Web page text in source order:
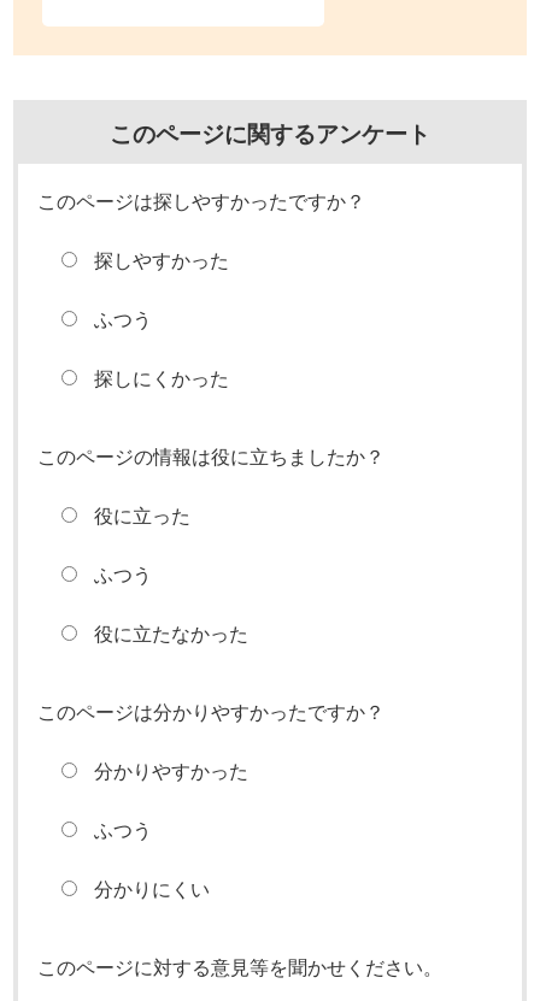
このページに関するアンケート
このページは探しやすかったですか？
探しやすかった
ふつう
探しにくかった
このページの情報は役に立ちましたか？
役に立った
ふつう
役に立たなかった
このページは分かりやすかったですか？
分かりやすかった
ふつう
分かりにくい
このページに対する意見等を聞かせください。